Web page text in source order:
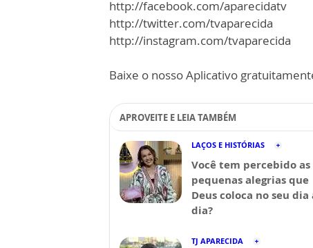
http://facebook.com/aparecidatv
http://twitter.com/tvaparecida
http://instagram.com/tvaparecida
Baixe o nosso Aplicativo
APROVEITE E LEIA TAMBÉM
LAÇOS E HISTÓRIAS
Você tem percebido as
pequenas alegrias que
Deus coloca no seu dia
dia?
TJ APARECIDA